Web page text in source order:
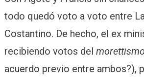
todo quedó voto a voto entre
Costantino. De hecho, el ex
recibiendo votos del
acuerdo previo entre ambos?),